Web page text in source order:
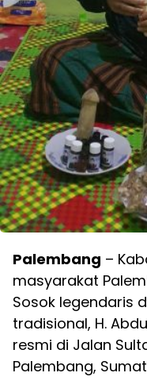
Palembang –
masyarakat
Sosok legendaris
tradisional, H.
resmi di Jalan
Palembang,